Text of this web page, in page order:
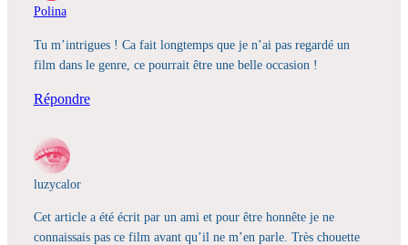
Polina
Tu m’intrigues ! Ca fait longtemps que je n’ai pas regardé un
film dans le genre, ce pourrait être une belle occasion !
Répondre
luzycalor
Cet article a été écrit par un ami et pour être honnête je ne
connaissais pas ce film avant qu’il ne m’en parle. Très chouette